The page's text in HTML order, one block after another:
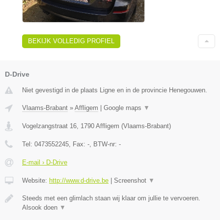
BEKIJK VOLLEDIG PROFIEL
D-Drive
Niet gevestigd in de plaats Ligne en in de provincie Henegouwen.
Vlaams-Brabant » Affligem Google maps ▼
Vogelzangstraat 16, 1790 Affligem (Vlaams-Brabant)
Tel: 0473552245, Fax: -, BTW-nr: -
E-mail › D-Drive
Website: http://www.d-drive.be Screenshot ▼
Steeds met een glimlach staan wij klaar om jullie te vervoeren.
Alsook doen ▼